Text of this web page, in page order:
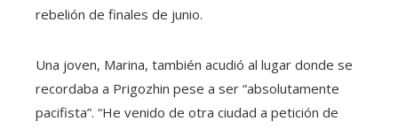
rebelión de finales de junio.
Una joven, Marina, también acudió al lugar donde se
recordaba a Prigozhin pese a ser “absolutamente
pacifista”. “He venido de otra ciudad a petición de